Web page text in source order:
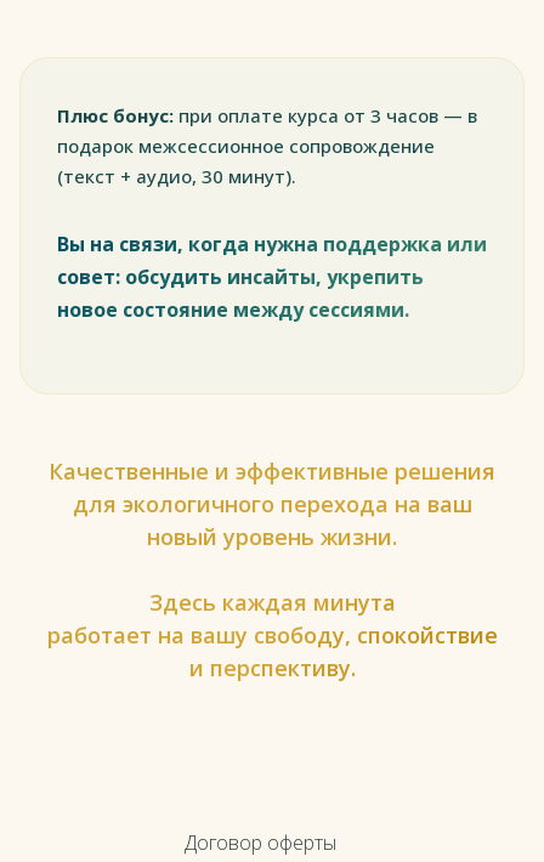
Плюс бонус: при оплате курса от 3 часов — в
подарок межсессионное сопровождение
(текст + аудио, 30 минут).
Вы на связи, когда нужна поддержка или
совет: обсудить инсайты, укрепить
новое состояние между сессиями.
Качественные и эффективные решения
для экологичного перехода на ваш
новый уровень жизни.
Здесь каждая минута
работает на вашу свободу, спокойствие
и перспективу.
Договор оферты